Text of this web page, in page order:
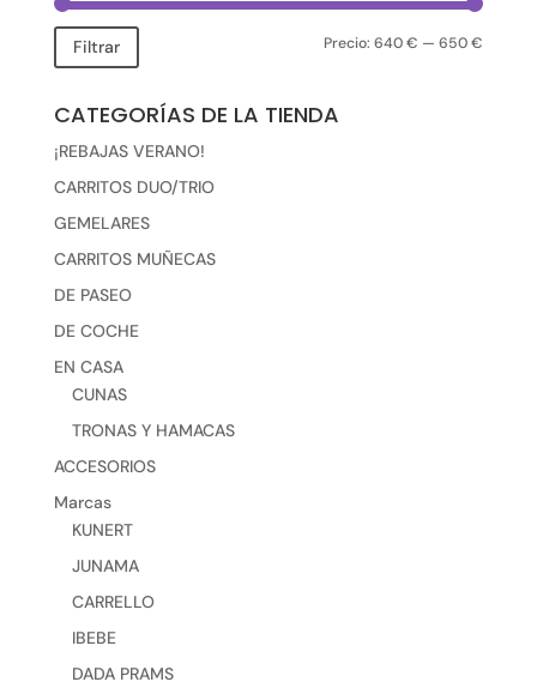
Filtrar Precio:640 € —650 €
CATEGORÍAS DE LA TIENDA
¡REBAJAS VERANO!
CARRITOS DUO/TRIO
GEMELARES
CARRITOS MUÑECAS
DE PASEO
DE COCHE
EN CASA
CUNAS
TRONAS Y HAMACAS
ACCESORIOS
Marcas
KUNERT
JUNAMA
CARRELLO
IBEBE
DADA PRAMS